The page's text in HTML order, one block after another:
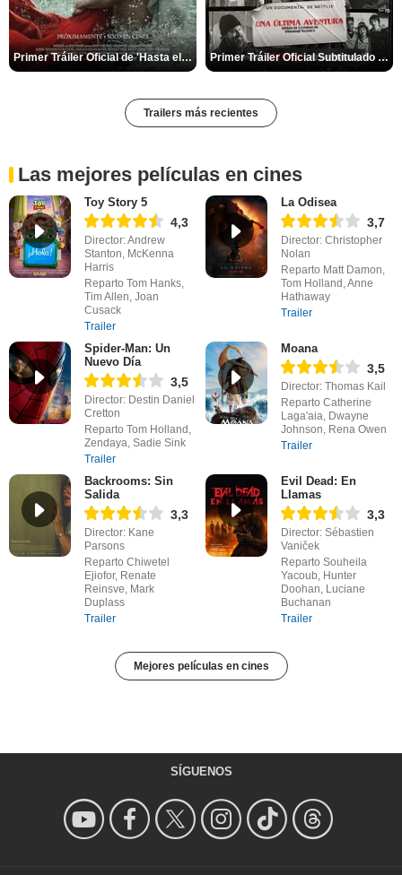
Primer Tráiler Oficial de 'Hasta el fin del mundo' Primer Tráiler Oficial Subtitulado de 'Una última aventura: Detrás de cámaras de Stranger Things 5'
Trailers más recientes
Las mejores películas en cines
Toy Story 5
4,3
Director: Andrew
Stanton, McKenna
Harris
Reparto Tom Hanks,
Tim Allen, Joan
Cusack
Trailer
La Odisea
3,7
Director: Christopher
Nolan
Reparto Matt Damon,
Tom Holland, Anne
Hathaway
Trailer
Spider-Man: Un
Nuevo Día
3,5
Director: Destin Daniel
Cretton
Reparto Tom Holland,
Zendaya, Sadie Sink
Trailer
Moana
3,5
Director: Thomas Kail
Reparto Catherine
Laga'aia, Dwayne
Johnson, Rena Owen
Trailer
Backrooms: Sin
Salida
3,3
Director: Kane
Parsons
Reparto Chiwetel
Ejiofor, Renate
Reinsve, Mark
Duplass
Trailer
Evil Dead: En
Llamas
3,3
Director: Sébastien
Vaniček
Reparto Souheila
Yacoub, Hunter
Doohan, Luciane
Buchanan
Trailer
Mejores películas en cines
SÍGUENOS